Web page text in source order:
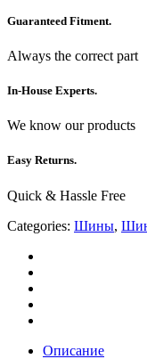
Guaranteed Fitment.
Always the correct part
In-House Experts.
We know our products
Easy Returns.
Quick & Hassle Free
Categories: Шины,
Описание